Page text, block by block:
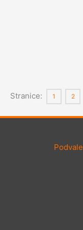
Stranice: 1 2
Podvale